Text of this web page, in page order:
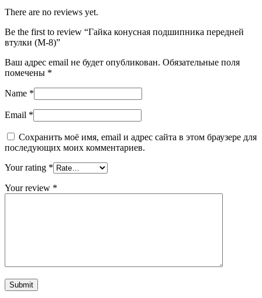
There are no reviews yet.
Be the first to review “Гайка конусная подшипника передней
втулки (М-8)”
Ваш адрес email не будет опубликован. Обязательные поля
помечены *
Name *
Email *
Сохранить моё имя, email и адрес сайта в этом браузере для
последующих моих комментариев.
Your rating *
Your review *